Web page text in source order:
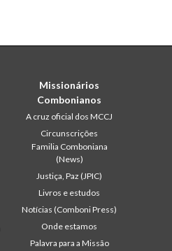
Missionários
Combonianos
A cruz oficial dos MCCJ
Circunscrições
Familia Comboniana
(News)
Justiça, Paz (JPIC)
Livros e estudos
Notícias (Comboni Press)
Onde estamos
Palavra para a Missão